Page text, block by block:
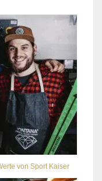
von Sport Kaiser